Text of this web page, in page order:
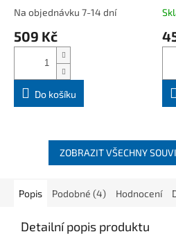
Na objednávku 7-14 dní
509 Kč
Do košíku
ZOBRAZIT VŠECHNY
Popis Podobné (4) Hodnocení
Detailní popis produktu